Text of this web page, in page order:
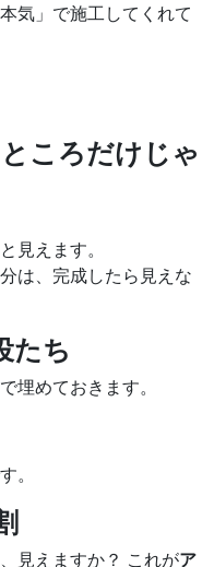
気」で施工してくれて
ころだけじゃ
見えます。
は、完成したら見えな
たち
埋めておきます。
。
見えますか？ これがア